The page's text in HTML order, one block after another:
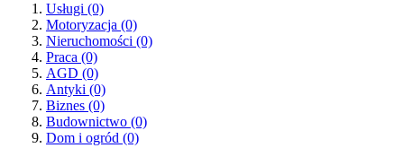
Usługi (0)
Motoryzacja (0)
Nieruchomości (0)
Praca (0)
AGD (0)
Antyki (0)
Biznes (0)
Budownictwo (0)
Dom i ogród (0)